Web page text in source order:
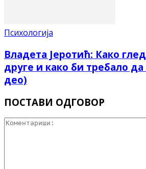
Психологија
Владета Јеротић: Како
друге и како би требало
део)
ПОСТАВИ ОДГОВОР